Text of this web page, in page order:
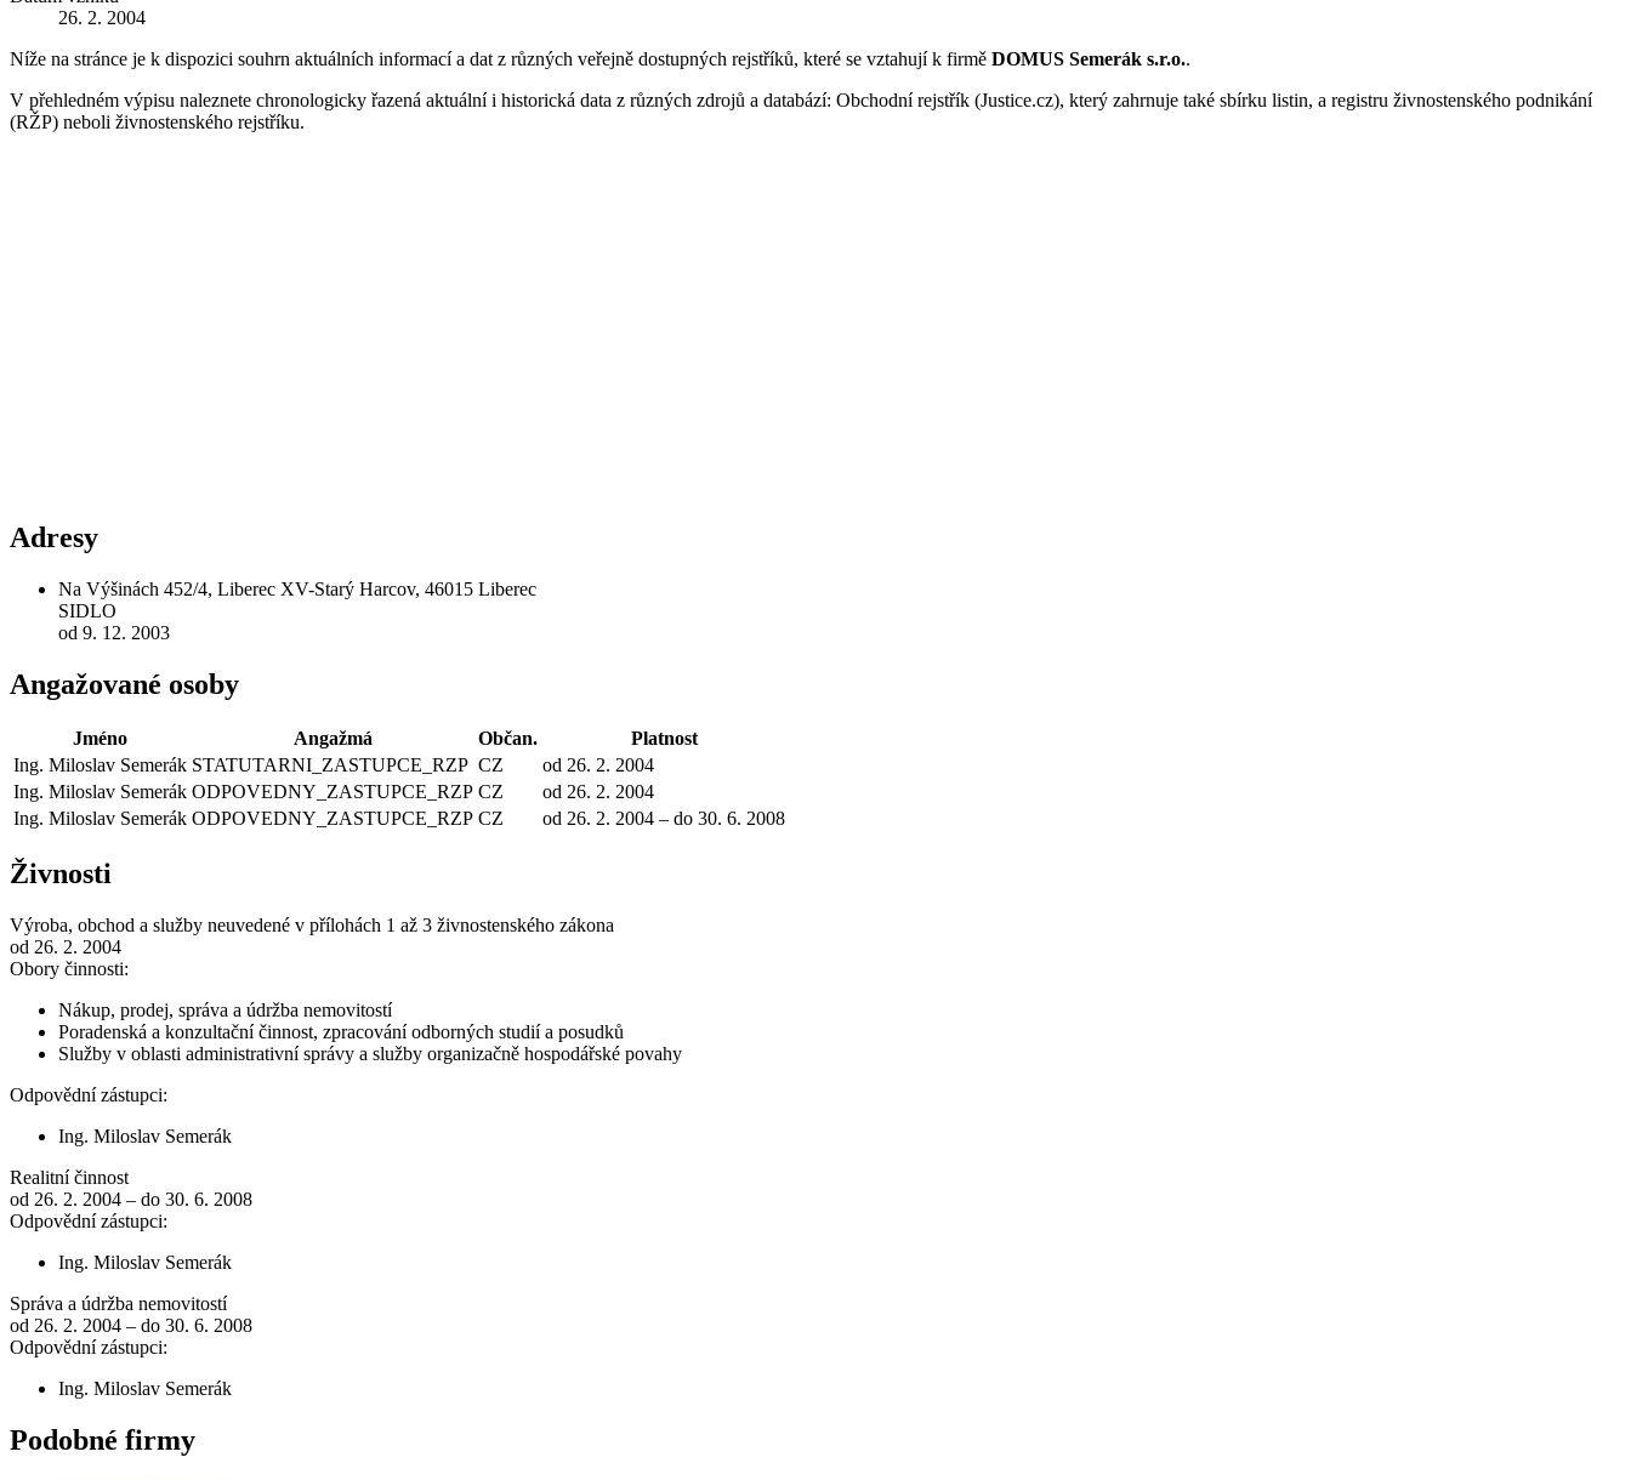
26. 2. 2004
Níže na stránce je k dispozici souhrn aktuálních informací a dat z různých veřejně dostupných rejstříků, které se vztahují k firmě DOMUS Semerák s.r.o..
V přehledném výpisu naleznete chronologicky řazená aktuální i historická data z různých zdrojů a databází: Obchodní rejstřík (Justice.cz), který zahrnuje také sbírku listin, a registru živnostenského podnikání
(RŽP) neboli živnostenského rejstříku.
Adresy
Na Výšinách 452/4, Liberec XV-Starý Harcov, 46015 Liberec
SIDLO
od 9. 12. 2003
Angažované osoby
Jméno Angažmá Občan.
Platnost
Ing. Miloslav Semerák STATUTARNI_ZASTUPCE_RZP CZ
od 26. 2. 2004
Ing. Miloslav Semerák ODPOVEDNY_ZASTUPCE_RZP CZ
od 26. 2. 2004
Ing. Miloslav Semerák ODPOVEDNY_ZASTUPCE_RZP CZ od 26. 2. 2004 – do 30. 6. 2008
Živnosti
Výroba, obchod a služby neuvedené v přílohách 1 až 3 živnostenského zákona
od 26. 2. 2004
Obory činnosti:
Nákup, prodej, správa a údržba nemovitostí
Poradenská a konzultační činnost, zpracování odborných studií a posudků
Služby v oblasti administrativní správy a služby organizačně hospodářské povahy
Odpovědní zástupci:
Ing. Miloslav Semerák
Realitní činnost
od 26. 2. 2004 – do 30. 6. 2008
Odpovědní zástupci:
Ing. Miloslav Semerák
Správa a údržba nemovitostí
od 26. 2. 2004 – do 30. 6. 2008
Odpovědní zástupci:
Ing. Miloslav Semerák
Podobné firmy